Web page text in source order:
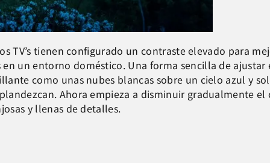
TV’s tienen configurado un contraste elevado para
un entorno doméstico. Una forma sencilla de
como unas nubes blancas sobre un cielo azul y
Ahora empieza a disminuir gradualmente
y llenas de detalles.